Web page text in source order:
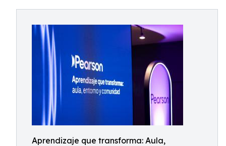
Aprendizaje que transforma: Aula,